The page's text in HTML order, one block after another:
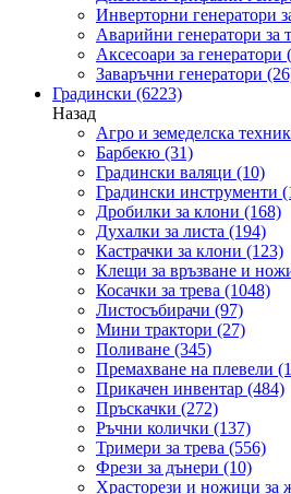
Инверторни генератори
Аварийни генератори за
Аксесоари за генератори
Заваръчни генератори
Градински (6223)
Назад
Агро и земеделска
Барбекю (31)
Градински валяци (10)
Градински инструменти
Дробилки за клони (168)
Духалки за листа (194)
Кастрачки за клони (123)
Клещи за връзване и
Косачки за трева (1048)
Листосъбирачи (97)
Мини трактори (27)
Поливане (345)
Премахване на плевели
Прикачен инвентар (484)
Пръскачки (272)
Ръчни колички (137)
Тримери за трева (556)
Фрези за дънери (10)
Храсторези и ножици за